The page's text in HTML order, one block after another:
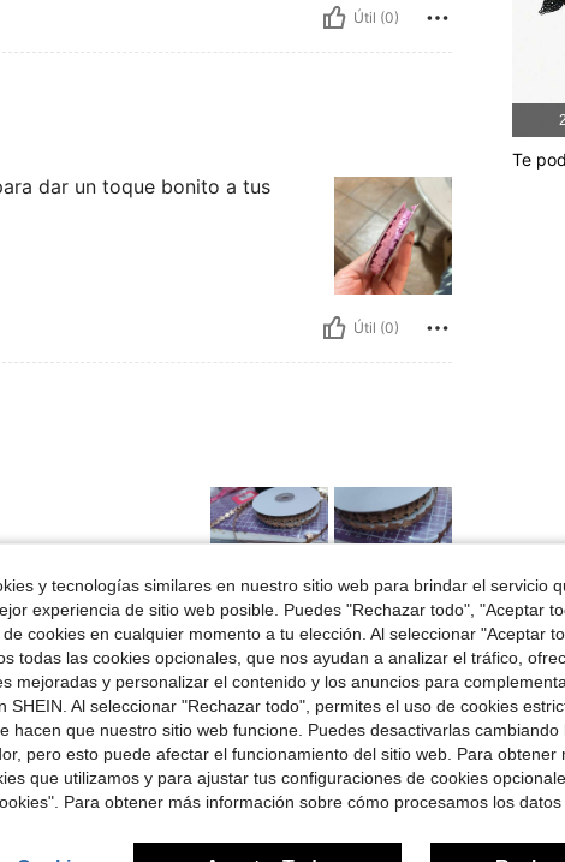
Útil (0)
dar un toque bonito a tus
Útil (0)
Útil (0)
Te
y tecnologías similares en nuestro sitio web para brindar el servicio
experiencia de sitio web posible. Puedes "Rechazar todo", "Aceptar
cookies en cualquier momento a tu elección. Al seleccionar "Aceptar
todas las cookies opcionales, que nos ayudan a analizar el tráfico,
mejoradas y personalizar el contenido y los anuncios para
SHEIN. Al seleccionar "Rechazar todo", permites el uso de cookies
hacen que nuestro sitio web funcione. Puedes desactivarlas cambiando
pero esto puede afectar el funcionamiento del sitio web. Para obtener
que utilizamos y para ajustar tus configuraciones de cookies
Para obtener más información sobre cómo procesamos los datos